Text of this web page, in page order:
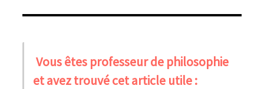
Vous êtes professeur de philosophie
et avez trouvé cet article utile :